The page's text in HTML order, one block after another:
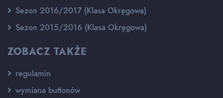
Sezon 2016/2017 (Klasa Okręgowa)
Sezon 2015/2016 (Klasa Okręgowa)
ZOBACZ TAKŻE
regulamin
wymiana buttonów